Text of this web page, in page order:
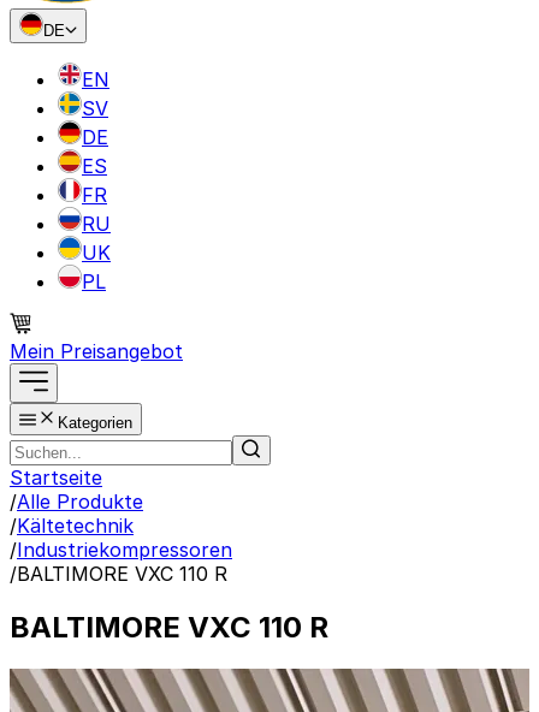
DE
EN
SV
DE
ES
FR
RU
UK
PL
Mein Preisangebot
Kategorien
Startseite
/Alle Produkte
/Kältetechnik
/Industriekompressoren
/BALTIMORE VXC 110 R
BALTIMORE VXC 110 R